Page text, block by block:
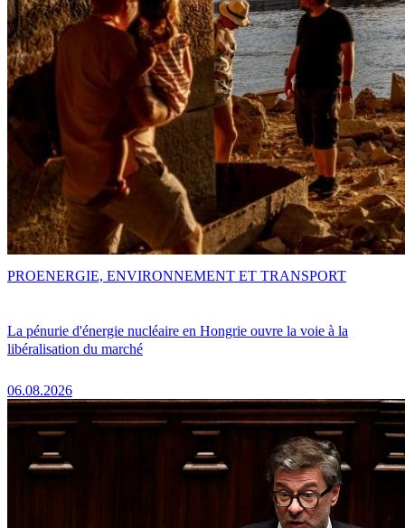
La pénurie d'énergie nucléaire en Hongrie ouvre la voie à la
libéralisation du marché
06.08.2026
PROENERGIE, ENVIRONNEMENT ET TRANSPORT